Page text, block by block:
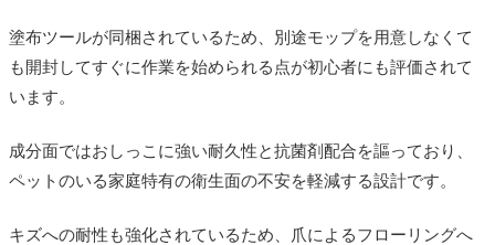
塗布ツールが同梱されているため、別途モップを用意しなくて
も開封してすぐに作業を始められる点が初心者にも評価されて
います。
成分面ではおしっこに強い耐久性と抗菌剤配合を謳っており、
ペットのいる家庭特有の衛生面の不安を軽減する設計です。
キズへの耐性も強化されているため、爪によるフローリングへ